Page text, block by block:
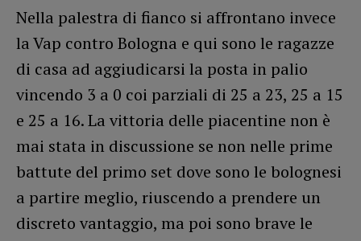
Nella palestra di fianco si affrontano invece
la Vap contro Bologna e qui sono le ragazze
di casa ad aggiudicarsi la posta in palio
vincendo 3 a 0 coi parziali di 25 a 23, 25 a 15
e 25 a 16. La vittoria delle piacentine non è
mai stata in discussione se non nelle prime
battute del primo set dove sono le bolognesi
a partire meglio, riuscendo a prendere un
discreto vantaggio, ma poi sono brave le